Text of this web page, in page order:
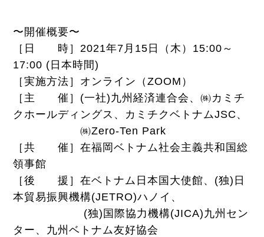
〜開催概要〜
［日 時］2021年7月15日（木）15:00～
17:00 (日本時間)
［実施方法］オンライン（ZOOM）
［主 催］(一社)九州経済連合会、㈱カミチ
クホールディングス、カミチクベトナムJSC、
㈱Zero-Ten Park
［共 催］在福岡ベトナム社会主義共和国総
領事館
［後 援］在ベトナム日本国大使館、(独)日
本貿易振興機構(JETRO)ハノイ、
(独)国際協力機構(JICA)九州セン
ター、九州ベトナム友好協会